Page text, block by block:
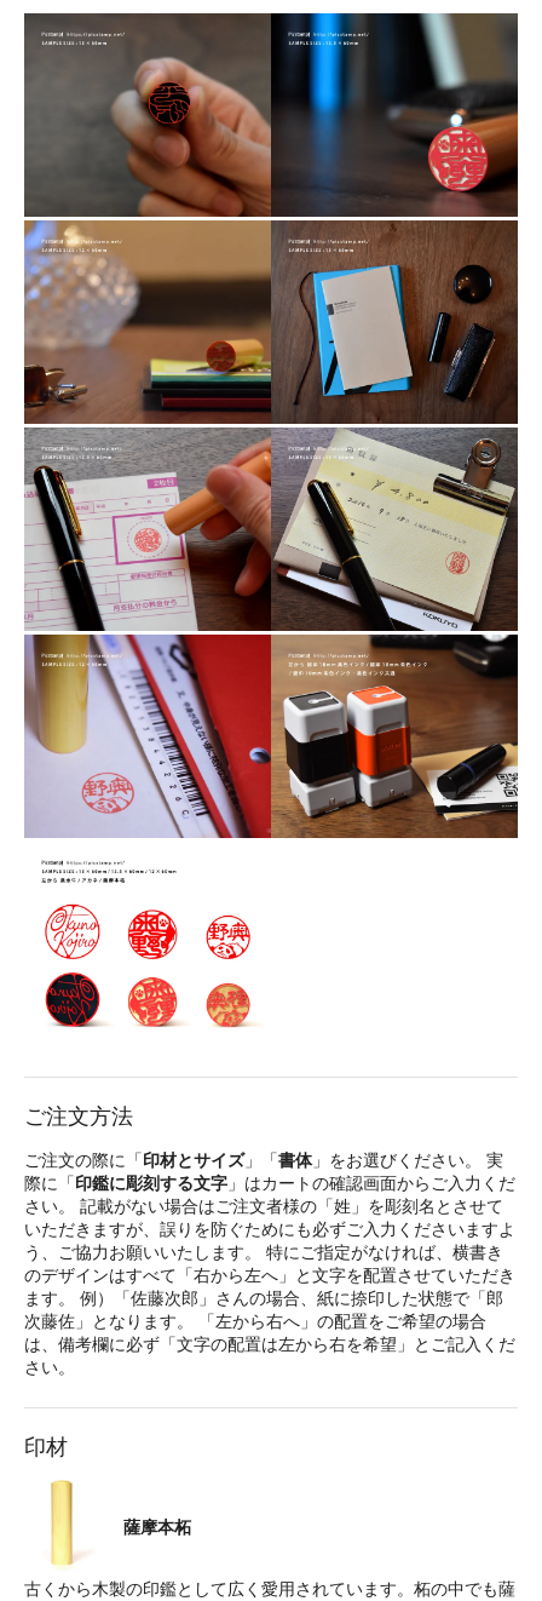
ご注文方法
ご注文の際に「印材とサイズ」「書体」をお選びください。 実
際に「印鑑に彫刻する文字 」はカートの確認画面からご入力くだ
さい。 記載がない場合はご注文者様の「姓」を彫刻名とさせて
いただきますが、誤りを防ぐためにも必ずご入力くださいますよ
う、ご協力お願いいたします。 特にご指定がなければ、横書き
のデザインはすべて「右から左へ」と文字を配置させていただき
ます。 例）「佐藤次郎」さんの場合、紙に捺印した状態で「郎
次藤佐」となります。 「左から右へ」の配置をご希望の場合
は、備考欄に必ず「文字の配置は左から右を希望」とご記入くだ
さい。
印材
薩摩本柘
古くから木製の印鑑として広く愛用されています。柘の中でも薩